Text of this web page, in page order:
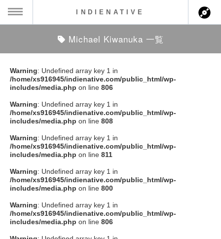
ス情報
ト情報
アーティスト
ション
ト
クト
INDIENATIVE
Michael Kiwanuka 一覧
Warning: Undefined array key 1 in
/home/xs916945/indienative.com/public_html/wp-
includes/media.php on line 806
Warning: Undefined array key 1 in
/home/xs916945/indienative.com/public_html/wp-
includes/media.php on line 808
Warning: Undefined array key 1 in
/home/xs916945/indienative.com/public_html/wp-
includes/media.php on line 811
Warning: Undefined array key 1 in
/home/xs916945/indienative.com/public_html/wp-
includes/media.php on line 800
Warning: Undefined array key 1 in
/home/xs916945/indienative.com/public_html/wp-
includes/media.php on line 806